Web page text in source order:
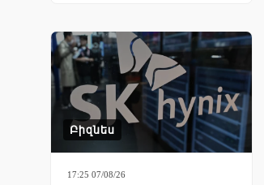
Բիզնես
17:25 07/08/26